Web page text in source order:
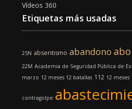
Vídeos 360
Etiquetas más usadas
25N absentismo abandono
22M Academia de Seguridad Pública de
marzo 12 meses 12 batallas 112 12 meses
contragolpe